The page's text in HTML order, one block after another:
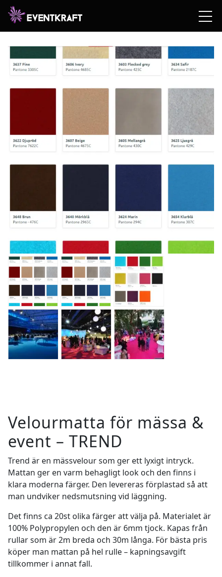
Hem
matta/ Velourmatta för mässa & event – TREND
Velourmatta för mässa &
event – TREND
Trend är en mässvelour som ger ett lyxigt intryck.
Mattan ger en varm behagligt look och den finns i
klara moderna färger. Den levereras förplastad så att
man undviker nedsmutsning vid läggning.
Det finns ca 20st olika färger att välja på. Materialet är
100% Polypropylen och den är 6mm tjock. Kapas från
rullar som är 2m breda och 30m långa. För bästa pris
köper man mattan på hel rulle – kapningsavgift
tillkommer i annat fall.